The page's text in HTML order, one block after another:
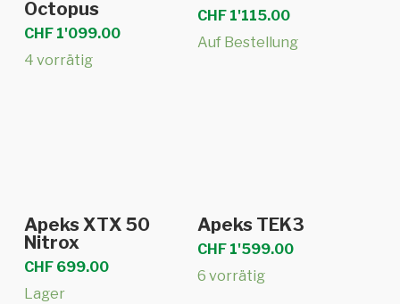
Octopus
CHF1'099.00
4 vorrätig
CHF 1'115.00
Auf Bestellung
In den Warenkorb
Apeks XTX 50
Nitrox
CHF699.00
Lager
In den Warenkorb
Apeks TEK3
CHF 1'599.00
6 vorrätig